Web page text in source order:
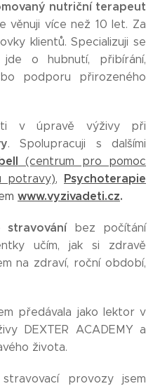
nutriční terapeut
věnuji více než 10 let. Za
klientů. Specializuji se
o hubnutí, přibírání,
podporu přirozeného
v úpravě výživy při
. Spolupracuji s dalšími
(centrum pro pomoc
potravy), Psychoterapie
www.vyzivadeti.cz.
stravování bez počítání
učím, jak si zdravě
na zdraví, roční období,
předávala jako lektor v
DEXTER ACADEMY a
života.
provozy jsem